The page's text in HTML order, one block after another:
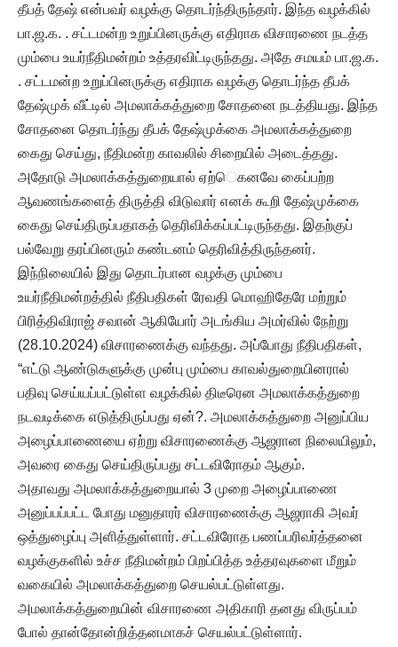
தீபத் தேஷ் என்பவர் வழக்கு தொடர்ந்திருந்தார். இந்த வழக்கில்
பா.ஜ.க. . சட்டமன்ற உறுப்பினருக்கு எதிராக விசாரணை நடத்த
மும்பை உயர்நீதிமன்றம் உத்தரவிட்டிருந்தது. அதே சமயம் பா.ஜ.க.
. சட்டமன்ற உறுப்பினருக்கு எதிராக வழக்கு தொடர்ந்த தீபக்
தேஷ்முக் வீட்டில் அமலாக்கத்துறை சோதனை நடத்தியது. இந்த
சோதனை தொடர்ந்து தீபக் தேஷ்முக்கை அமலாக்கத்துறை
கைது செய்து, நீதிமன்ற காவலில் சிறையில் அடைத்தது.
அதோடு அமலாக்கத்துறையால் ஏற்ெகனவே கைப்பற்ற
ஆவணங்களைத் திருத்தி விடுவார் எனக் கூறி தேஷ்முக்கை
கைது செய்திருப்பதாகத் தெரிவிக்கப்பட்டிருந்தது. இதற்குப்
பல்வேறு தரப்பினரும் கண்டனம் தெரிவித்திருந்தனர்.
இந்நிலையில் இது தொடர்பான வழக்கு மும்பை
உயர்நீதிமன்றத்தில் நீதிபதிகள் ரேவதி மொஹிதேரே மற்றும்
பிரித்திவிராஜ் சவான் ஆகியோர் அடங்கிய அமர்வில் நேற்று
(28.10.2024) விசாரணைக்கு வந்தது. அப்போது நீதிபதிகள்,
“எட்டு ஆண்டுகளுக்கு முன்பு மும்பை காவல்துறையினரால்
பதிவு செய்யப்பட்டுள்ள வழக்கில் திடீரென அமலாக்கத்துறை
நடவடிக்கை எடுத்திருப்பது ஏன்?. அமலாக்கத்துறை அனுப்பிய
அழைப்பாணையை ஏற்று விசாரணைக்கு ஆஜரான நிலையிலும்,
அவரை கைது செய்திருப்பது சட்டவிரோதம் ஆகும்.
அதாவது அமலாக்கத்துறையால் 3 முறை அழைப்பாணை
அனுப்பப்பட்ட போது மனுதாரர் விசாரணைக்கு ஆஜராகி அவர்
ஒத்துழைப்பு அளித்துள்ளார். சட்டவிரோத பணப்பரிவர்த்தனை
வழக்குகளில் உச்ச நீதிமன்றம் பிறப்பித்த உத்தரவுகளை மீறும்
வகையில் அமலாக்கத்துறை செயல்பட்டுள்ளது.
அமலாக்கத்துறையின் விசாரணை அதிகாரி தனது விருப்பம்
போல் தான்தோன்றித்தனமாகச் செயல்பட்டுள்ளார்.